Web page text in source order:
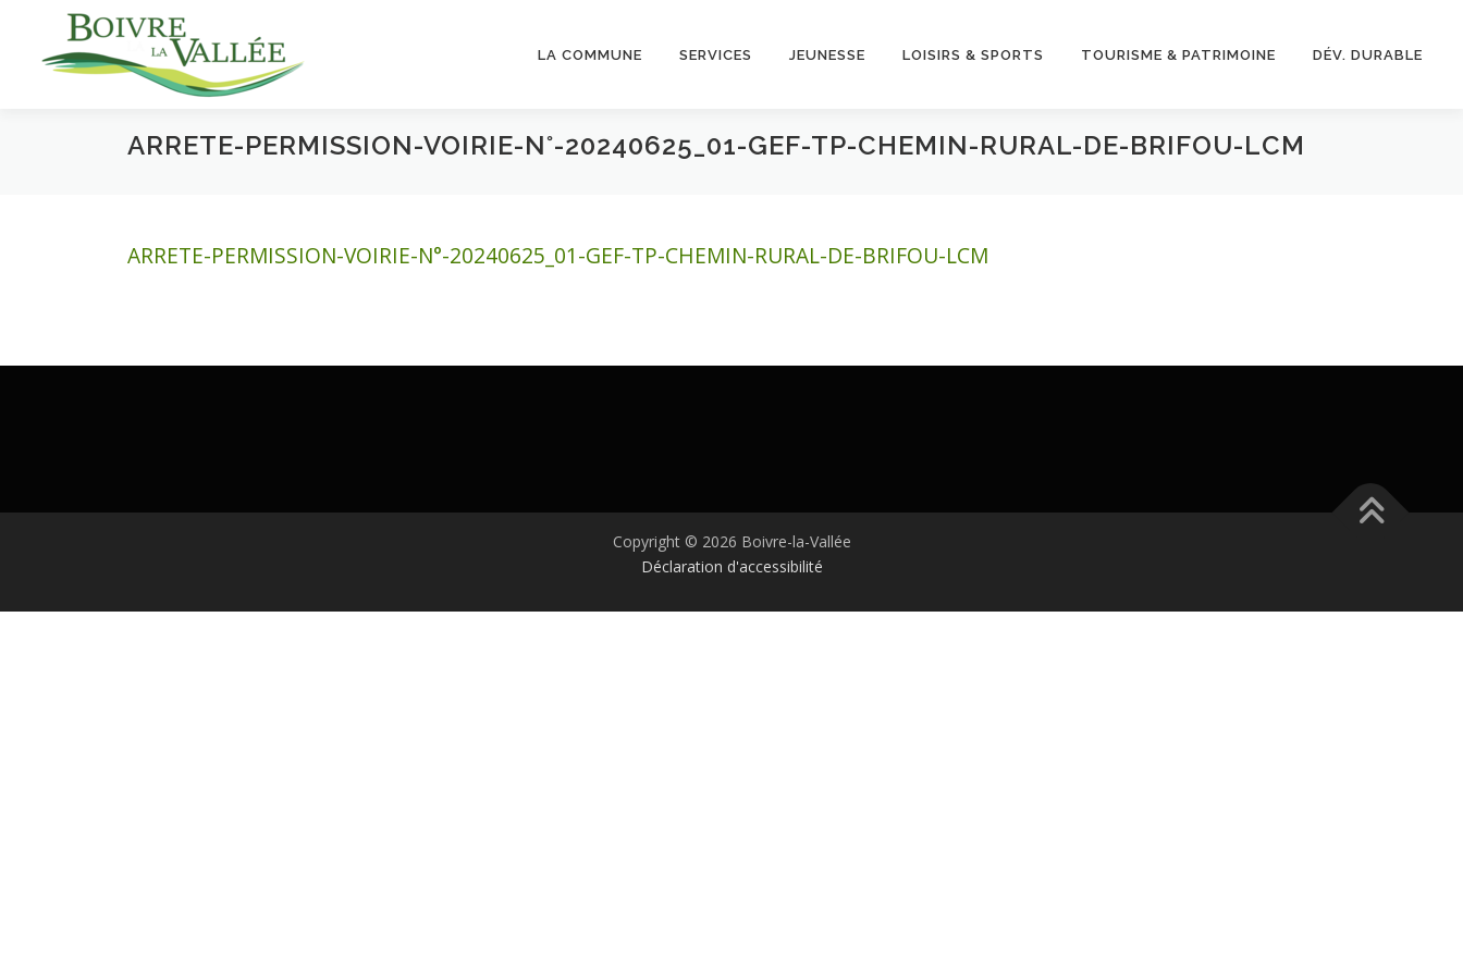
contenu
LA COMMUNE SERVICES JEUNESSE LOISIRS & SPORTS TOURISME & PATRIMOINE DÉV. DURABLE
ARRETE-PERMISSION-VOIRIE-N°-20240625_01-GEF-TP-CHEMIN-RURAL-DE-BRIFOU-LCM
ARRETE-PERMISSION-VOIRIE-N°-20240625_01-GEF-TP-CHEMIN-RURAL-DE-BRIFOU-LCM
Copyright © 2026 Boivre-la-Vallée
Déclaration d'accessibilité